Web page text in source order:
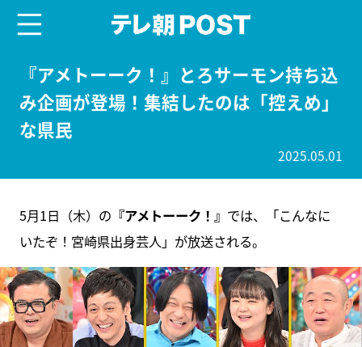
『アメトーーク！』とろサーモン持ち込
み企画が登場！集結したのは「控えめ」
な県民
2025.05.01
5月1日（木）の 『アメトーーク！』 では、「こんなに
いたぞ！宮崎県出身芸人」が放送される。